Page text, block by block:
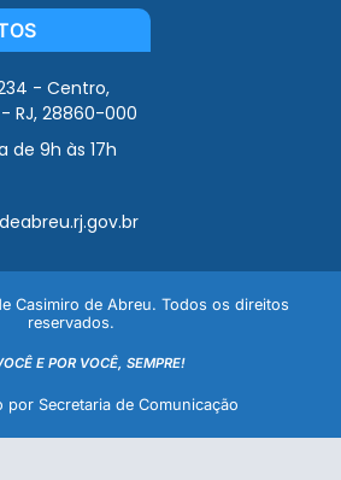
- Centro,
RJ, 28860-000
de 9h às 17h
Casimiro de Abreu. Todos os direitos
reservados.
E POR VOCÊ, SEMPRE!
por Secretaria de Comunicação